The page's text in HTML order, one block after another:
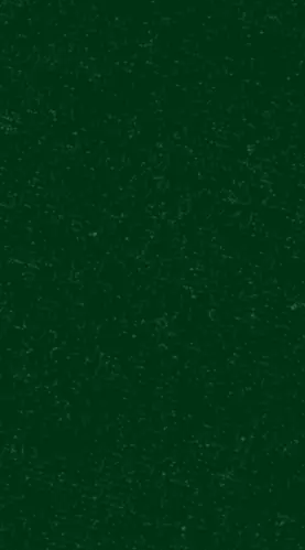
PILSNER URQUELL
28. října 377/13
HEUTE LETZTER EINLASS UM